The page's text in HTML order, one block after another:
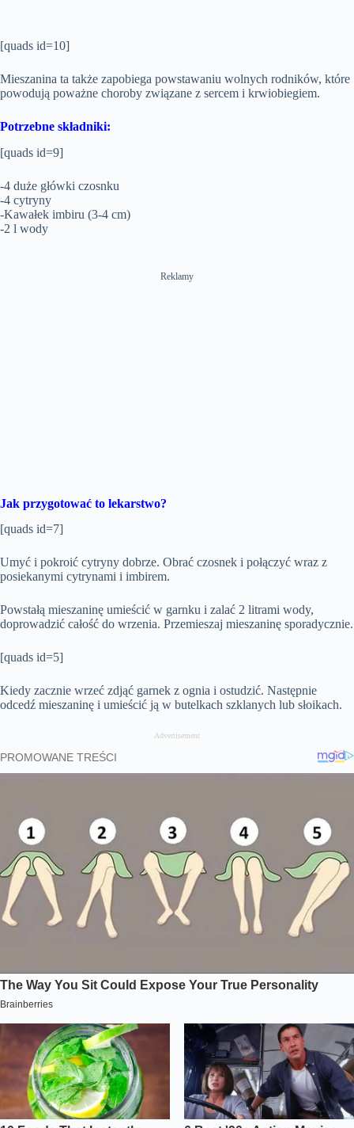
[quads id=10]
Mieszanina ta także zapobiega powstawaniu wolnych rodników, które
powodują poważne choroby związane z sercem i krwiobiegiem.
Potrzebne składniki:
[quads id=9]
-4 duże główki czosnku
-4 cytryny
-Kawałek imbiru (3-4 cm)
-2 l wody
Reklamy
Jak przygotować to lekarstwo?
[quads id=7]
Umyć i pokroić cytryny dobrze. Obrać czosnek i połączyć wraz z
posiekanymi cytrynami i imbirem.
Powstałą mieszaninę umieścić w garnku i zalać 2 litrami wody,
doprowadzić całość do wrzenia. Przemieszaj mieszaninę sporadycznie.
[quads id=5]
Kiedy zacznie wrzeć zdjąć garnek z ognia i ostudzić. Następnie
odcedź mieszaninę i umieścić ją w butelkach szklanych lub słoikach.
Advertisement